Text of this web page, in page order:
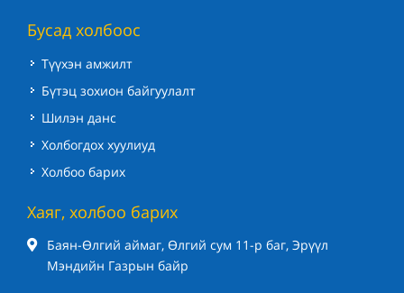
Бусад холбоос
Түүхэн амжилт
Бүтэц зохион байгуулалт
Шилэн данс
Холбогдох хуулиуд
Холбоо барих
Хаяг, холбоо барих
Баян-Өлгий аймаг, Өлгий сум 11-р баг, Эрүүл
Мэндийн Газрын байр